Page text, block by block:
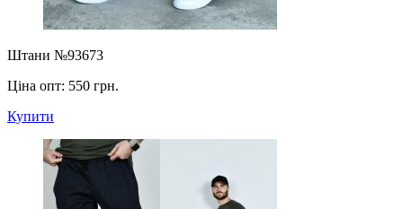
Штани №93673
Ціна опт: 550 грн.
Купити